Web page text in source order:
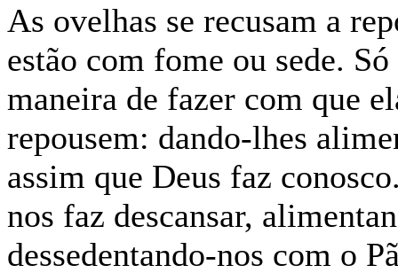
As ovelhas se recusam a
estão com fome ou sede.
maneira de fazer com que
repousem: dando-lhes
assim que Deus faz
nos faz descansar,
dessedentando-nos com o